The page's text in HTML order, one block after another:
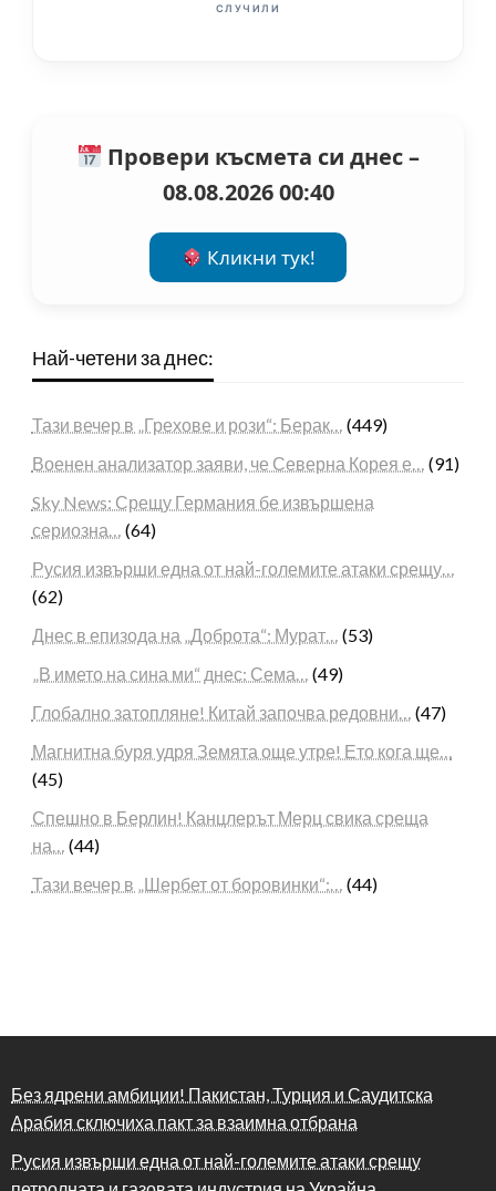
СЛУЧИЛИ
Провери късмета си днес –
08.08.2026 00:40
Кликни тук!
Най-четени за днес:
Тази вечер в „Грехове и рози“: Берак… (449)
Военен анализатор заяви, че Северна Корея е… (91)
Sky News: Срещу Германия бе извършена
сериозна… (64)
Русия извърши една от най-големите атаки срещу…
(62)
Днес в епизода на „Доброта“: Мурат… (53)
„В името на сина ми“ днес: Сема… (49)
Глобално затопляне! Китай започва редовни… (47)
Магнитна буря удря Земята още утре! Ето кога ще…
(45)
Спешно в Берлин! Канцлерът Мерц свика среща
на… (44)
Тази вечер в „Шербет от боровинки“:… (44)
Без ядрени амбиции! Пакистан, Турция и Саудитска
Арабия сключиха пакт за взаимна отбрана
Русия извърши една от най-големите атаки срещу